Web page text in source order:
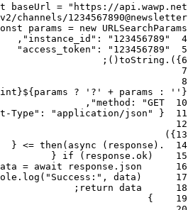
baseUrl = "https://api.wawp.net"
channels/1234567890@newsletter"
params = new URLSearchParams
4
"instance_id"
: "123456789"
,
5
"access_token"
:
"123456789"
6
}
)
.
toString
(
)
;
7
8
? '?' + params : ''}`
10
method : "GET"
,
11
Type" : "application/json" }
12
13
}
)
14
.
then ( async ( response )
=>
{
15
if ( response . ok )
{
16
= await response . json
17
. log ( "Success:" , data )
18
return data
;
19
}